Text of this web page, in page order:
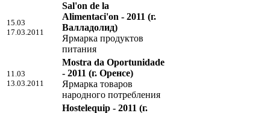
15.03
17.03.2011
Sal'on de la
Alimentaci'on - 2011 (г.
Валладолид)
Ярмарка продуктов
питания
11.03
13.03.2011
Mostra da Oportunidade
- 2011 (г. Оренсе)
Ярмарка товаров
народного потребления
Hostelequip - 2011 (г.